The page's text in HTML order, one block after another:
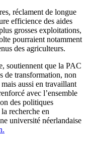
réclament de longue
efficience des aides
grosses exploitations,
pourraient notamment
des agriculteurs.
soutiennent que la PAC
de transformation, non
aussi en travaillant
avec l’ensemble
des politiques
recherche en
université néerlandaise